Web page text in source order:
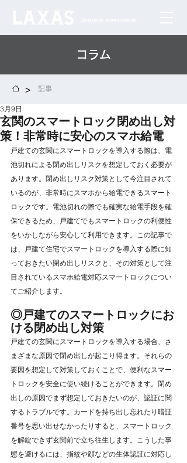
コラム
> 記事
玄関のスマートロック閉め出し対
策！非常時に安心のスマホ給電
3月9日
戸建ての玄関にスマートロックを導入する際は、電
池切れによる閉め出しリスクを想定しておく必要が
あります。閉め出しリスク対策として今注目されて
いるのが、非常時にスマホから給電できるスマート
ロックです。電池切れの際でも確実な給電手段を確
保できるため、戸建てでもスマートロックの利便性
をいかしながら安心して利用できます。この記事で
は、戸建て住宅でスマートロックを導入する際に知
っておきたい閉め出しリスクと、その対策として注
目されているスマホ給電対応スマートロックについ
てご紹介します。
◎戸建てのスマートロックにお
ける閉め出し対策
戸建ての玄関にスマートロックを導入する場合、さ
まざまな原因で閉め出しが起こり得ます。それらの
要因を想定して対策しておくことで、便利なスマー
トロックを安全に使い続けることができます。閉め
出しの原因でまず想定しておきたいのが、認証に関
するトラブルです。カードを持ち出し忘れたり暗証
番号を思い出せなかったりすると、スマートロック
を解錠できず玄関前で立ち往生します。こうした事
態を避けるには、指紋や顔などの生体認証に対応し